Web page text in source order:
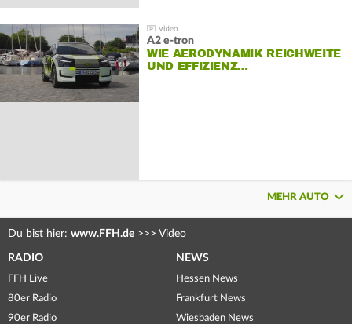
A2 e-tron
WIE AERODYNAMIK REICHWEITE
UND EFFIZIENZ…
MEHR AUTO
Du bist hier: www.FFH.de >>> Video
RADIO
FFH Live
80er Radio
90er Radio
NEWS
Hessen News
Frankfurt News
Wiesbaden News